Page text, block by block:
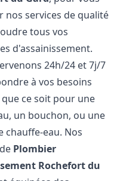
nos services de qualité
tous vos
d'assainissement.
24h/24 et 7j/7
à vos besoins
ce soit pour une
un bouchon, ou une
chauffe-eau. Nos
Plombier
Rochefort du